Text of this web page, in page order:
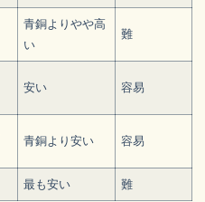
青銅よりやや高
い
難
安い 容易
青銅より安い 容易
最も安い 難